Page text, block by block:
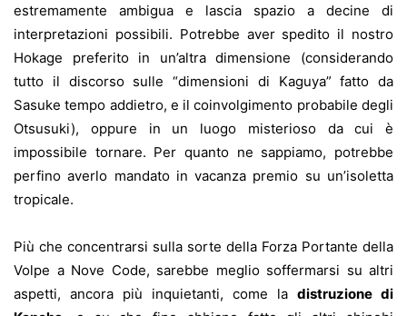
estremamente ambigua e lascia spazio a decine di
interpretazioni possibili. Potrebbe aver spedito il nostro
Hokage preferito in un’altra dimensione (considerando
tutto il discorso sulle “dimensioni di Kaguya” fatto da
Sasuke tempo addietro, e il coinvolgimento probabile degli
Otsusuki), oppure in un luogo misterioso da cui è
impossibile tornare. Per quanto ne sappiamo, potrebbe
perfino averlo mandato in vacanza premio su un’isoletta
tropicale.
Più che concentrarsi sulla sorte della Forza Portante della
Volpe a Nove Code, sarebbe meglio soffermarsi su altri
aspetti, ancora più inquietanti, come la distruzione di